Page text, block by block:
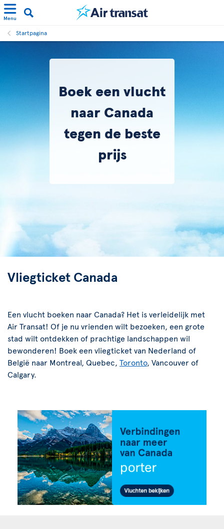
Menu
Startpagina
Boek een vlucht
naar Canada
tegen de beste
prijs
Vliegticket Canada
Een vlucht boeken naar Canada? Het is verleidelijk met
Air Transat! Of je nu vrienden wilt bezoeken, een grote
stad wilt ontdekken of prachtige landschappen wil
bewonderen! Boek een vliegticket van Nederland of
België naar Montreal, Quebec, Toronto, Vancouver of
Calgary.